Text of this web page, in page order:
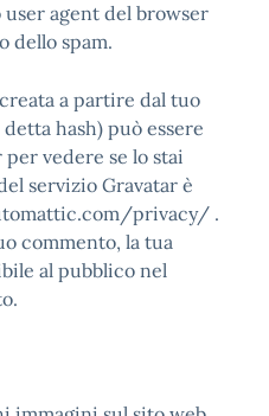
agent del browser
dello spam.
a partire dal tuo
hash) può essere
vedere se lo stai
servizio Gravatar è
privacy/ .
commento, la tua
al pubblico nel